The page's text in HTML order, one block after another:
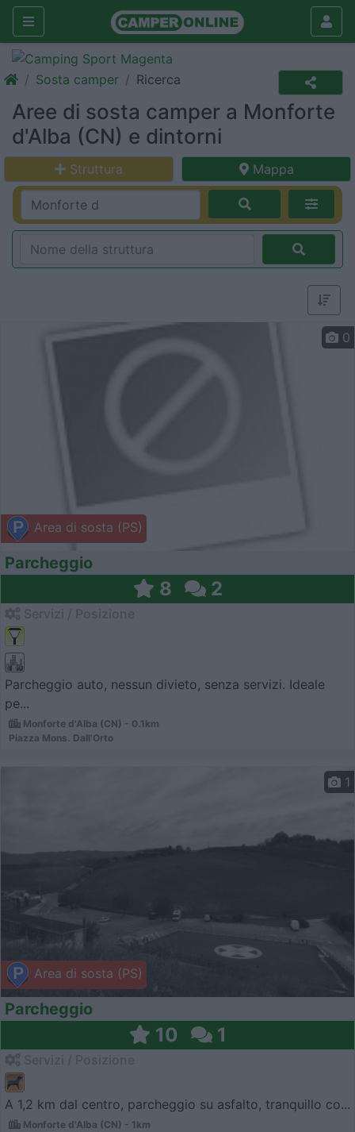
Sosta camper Ricerca
Aree di sosta camper a Monforte
d'Alba (CN) e dintorni
Struttura Mappa
Area di sosta (PS)
0
Parcheggio
8 2
Parcheggio auto, nessun divieto, senza servizi. Ideale
pe...
Monforte d'Alba (CN) - 0.1km
Piazza Mons. Dall'Orto
Area di sosta (PS)
1
Parcheggio
10 1
A 1,2 km dal centro, parcheggio su asfalto, tranquillo co...
Monforte d'Alba (CN) - 1km